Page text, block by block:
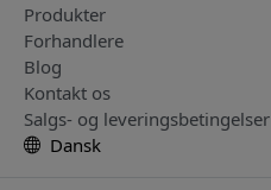
Produkter
Forhandlere
Blog
Kontakt os
Salgs- og leveringsbetingelser
Dansk